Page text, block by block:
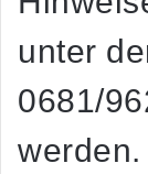
unter
0681/
werden.